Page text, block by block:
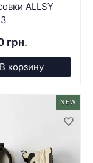
ALLSY
грн.
В корзину
NEW